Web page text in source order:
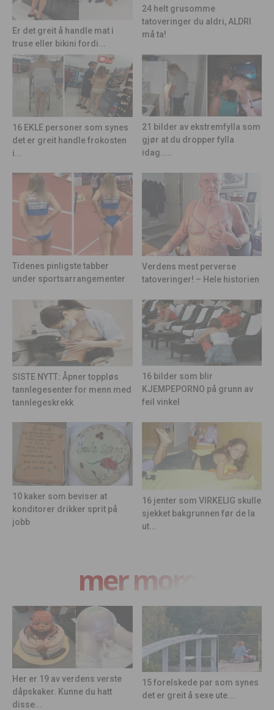
Er det greit å handle mat i
truse eller bikini fordi...
24 helt grusomme
tatoveringer du aldri, ALDRI
må ta!
16 EKLE personer som synes
det er greit handle frokosten
i...
21 bilder av ekstremfylla som
gjør at du dropper fylla
idag.....
Tidenes pinligste tabber
under sportsarrangementer
Verdens mest perverse
tatoveringer! – Hele historien
SISTE NYTT: Åpner toppløs
tannlegesenter for menn med
tannlegeskrekk
16 bilder som blir
KJEMPEPORNO på grunn av
feil vinkel
10 kaker som beviser at
konditorer drikker sprit på
jobb
16 jenter som VIRKELIG skulle
sjekket bakgrunnen før de la
ut...
mer moro
Her er 19 av verdens verste
dåpskaker. Kunne du hatt
disse...
15 forelskede par som synes
det er greit å sexe ute...